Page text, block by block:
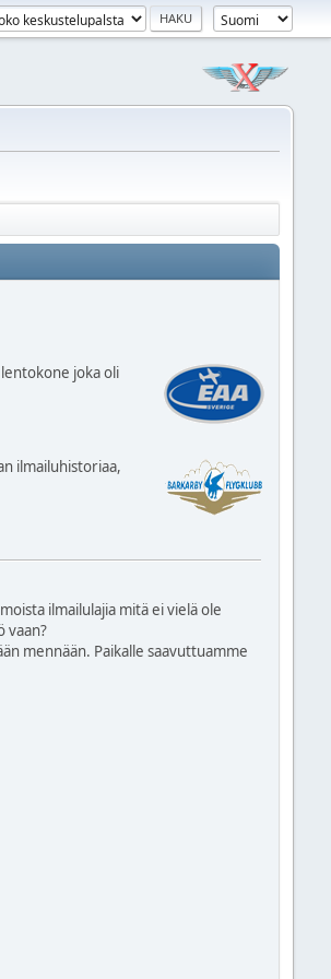
joka oli
ilmailuhistoriaa,
ilmailulajia mitä ei vielä ole
vaan?
mennään. Paikalle saavuttuamme